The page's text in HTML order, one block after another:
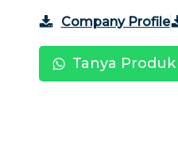
Company Profile
Tanya Produk